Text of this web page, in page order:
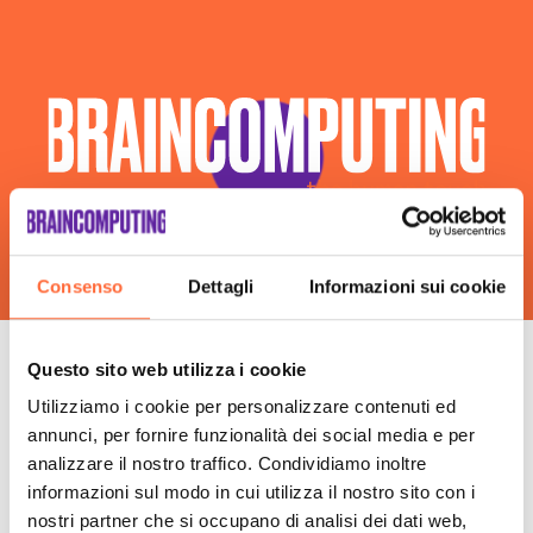
Consenso Dettagli Informazioni sui cookie
Questo sito web utilizza i cookie
Utilizziamo i cookie per personalizzare contenuti ed
annunci, per fornire funzionalità dei social media e per
analizzare il nostro traffico. Condividiamo inoltre
informazioni sul modo in cui utilizza il nostro sito con i
nostri partner che si occupano di analisi dei dati web,
Social Media Advertising Trapani
Web Agency Trapani
Le fasi della nostra
consulenza insieme